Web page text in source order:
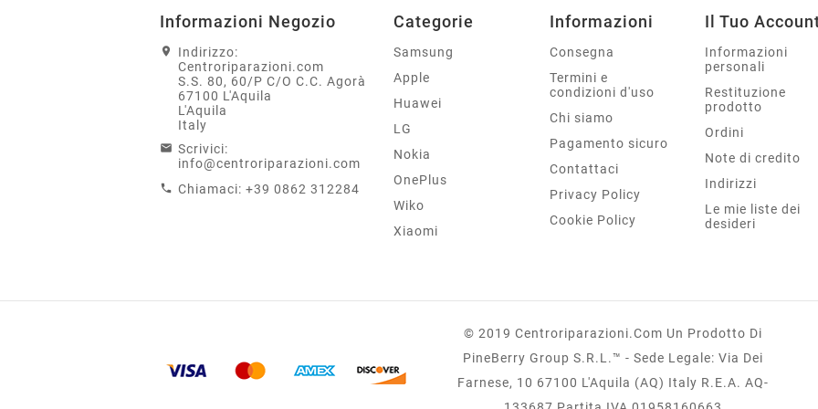
Informazioni Negozio
Indirizzo:
Centroriparazioni.com
S.S. 80, 60/P C/O C.C. Agorà
67100 L'Aquila
L'Aquila
Italy
Scrivici:
info@centroriparazioni.com
Chiamaci: +39 0862 312284
Categorie
Samsung
Apple
Huawei
LG
Nokia
OnePlus
Wiko
Xiaomi
Informazioni
Consegna
Termini e
condizioni d'uso
Chi siamo
Pagamento sicuro
Contattaci
Privacy Policy
Cookie Policy
Il Tuo
Informazioni
personali
Restituzione
prodotto
Ordini
Note di credito
Indirizzi
Le mie liste dei
desideri
© 2019 Centroriparazioni.com Un Prodotto Di
PineBerry Group S.r.l.™ - Sede Legale: Via Dei
Farnese, 10 67100 L'Aquila (AQ) Italy R.E.A. AQ-